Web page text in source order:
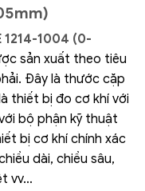
1214-1004 (0-
sản xuất theo tiêu
Đây là thước cặp
thiết bị đo cơ khí với
bộ phận kỹ thuật
bị cơ khí chính xác
dài, chiều sâu,
vv…